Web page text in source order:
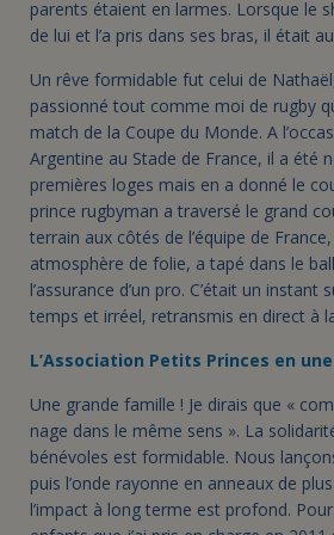
parents étaient en larmes. Lorsque le
de lui et l’a pris dans ses bras, il était
Un rêve formidable fut celui de
passionné tout comme moi de rugby
match de la Coupe du Monde. A
Argentine au Stade de France, il a été
premières loges mais en a donné le
prince rugbyman a traversé le grand
terrain aux côtés de l’équipe de
atmosphère de folie, a tapé dans le
l’assurance d’un pro. C’était un instant
temps et irréel, retransmis en direct à
L’Association Petits Princes en
Une grande famille ! Je dirais que «
nage dans le même sens ». La
bénévoles est formidable. Nous
puis l’onde rayonne en anneaux de
l’impact à long terme est profond.